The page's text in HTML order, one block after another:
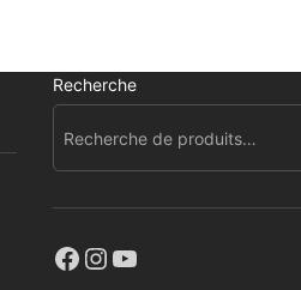
Recherche